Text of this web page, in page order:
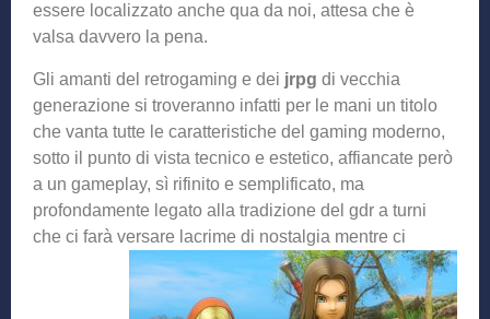
essere localizzato anche qua da noi, attesa che è
valsa davvero la pena.
Gli amanti del retrogaming e dei jrpg di vecchia
generazione si troveranno infatti per le mani un titolo
che vanta tutte le caratteristiche del gaming moderno,
sotto il punto di vista tecnico e estetico, affiancate però
a un gameplay, sì rifinito e semplificato, ma
profondamente legato alla tradizione del gdr a turni
che ci farà versare lacrime di nostalgia mentre ci